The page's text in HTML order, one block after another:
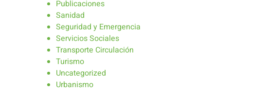
Publicaciones
Sanidad
Seguridad y Emergencia
Servicios Sociales
Transporte Circulación
Turismo
Uncategorized
Urbanismo